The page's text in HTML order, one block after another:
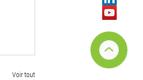
Voir tout